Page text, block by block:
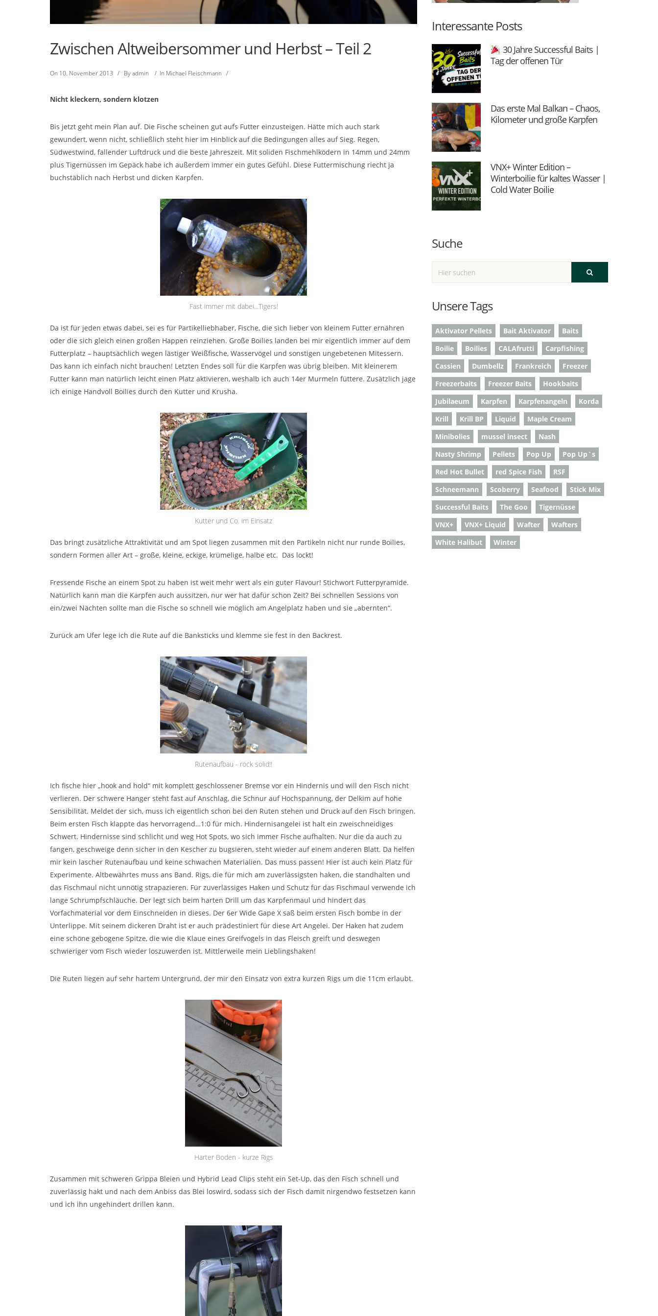
Zwischen Altweibersommer und Herbst – Teil 2
On 10. November 2013 / Byadmin / In Michael Fleischmann /
Nicht kleckern, sondern klotzen
Bis jetzt geht mein Plan auf. Die Fische scheinen gut aufs Futter einzusteigen. Hätte mich auch stark
gewundert, wenn nicht, schließlich steht hier im Hinblick auf die Bedingungen alles auf Sieg. Regen,
Südwestwind, fallender Luftdruck und die beste Jahreszeit. Mit soliden Fischmehlködern in 14mm und 24mm
plus Tigernüssen im Gepäck habe ich außerdem immer ein gutes Gefühl. Diese Futtermischung riecht ja
buchstäblich nach Herbst und dicken Karpfen.
Fast immer mit dabei...Tigers!
Da ist für jeden etwas dabei, sei es für Partikelliebhaber, Fische, die sich lieber von kleinem Futter ernähren
oder die sich gleich einen großen Happen reinziehen. Große Boilies landen bei mir eigentlich immer auf dem
Futterplatz – hauptsächlich wegen lästiger Weißfische, Wasservögel und sonstigen ungebetenen Mitessern.
Das kann ich einfach nicht brauchen! Letzten Endes soll für die Karpfen was übrig bleiben. Mit kleinerem
Futter kann man natürlich leicht einen Platz aktivieren, weshalb ich auch 14er Murmeln füttere. Zusätzlich jage
ich einige Handvoll Boilies durch den Kutter und Krusha.
Kutter und Co. im Einsatz
Das bringt zusätzliche Attraktivität und am Spot liegen zusammen mit den Partikeln nicht nur runde Boilies,
sondern Formen aller Art – große, kleine, eckige, krümelige, halbe etc. Das lockt!
Fressende Fische an einem Spot zu haben ist weit mehr wert als ein guter Flavour! Stichwort Futterpyramide.
Natürlich kann man die Karpfen auch aussitzen, nur wer hat dafür schon Zeit? Bei schnellen Sessions von
ein/zwei Nächten sollte man die Fische so schnell wie möglich am Angelplatz haben und sie „abernten“.
Zurück am Ufer lege ich die Rute auf die Banksticks und klemme sie fest in den Backrest.
Rutenaufbau - rock solid!!
Ich fische hier „hook and hold“ mit komplett geschlossener Bremse vor ein Hindernis und will den Fisch nicht
verlieren. Der schwere Hanger steht fast auf Anschlag, die Schnur auf Hochspannung, der Delkim auf hohe
Sensibilität. Meldet der sich, muss ich eigentlich schon bei den Ruten stehen und Druck auf den Fisch bringen.
Beim ersten Fisch klappte das hervorragend…1:0 für mich. Hindernisangelei ist halt ein zweischneidiges
Schwert. Hindernisse sind schlicht und weg Hot Spots, wo sich immer Fische aufhalten. Nur die da auch zu
fangen, geschweige denn sicher in den Kescher zu bugsieren, steht wieder auf einem anderen Blatt. Da helfen
mir kein lascher Rutenaufbau und keine schwachen Materialien. Das muss passen! Hier ist auch kein Platz für
Experimente. Altbewährtes muss ans Band. Rigs, die für mich am zuverlässigsten haken, die standhalten und
das Fischmaul nicht unnötig strapazieren. Für zuverlässiges Haken und Schutz für das Fischmaul verwende ich
lange Schrumpfschläuche. Der legt sich beim harten Drill um das Karpfenmaul und hindert das
Vorfachmaterial vor dem Einschneiden in dieses. Der 6er Wide Gape X saß beim ersten Fisch bombe in der
Unterlippe. Mit seinem dickeren Draht ist er auch prädestiniert für diese Art Angelei. Der Haken hat zudem
eine schöne gebogene Spitze, die wie die Klaue eines Greifvogels in das Fleisch greift und deswegen
schwieriger vom Fisch wieder loszuwerden ist. Mittlerweile mein Lieblingshaken!
Die Ruten liegen auf sehr hartem Untergrund, der mir den Einsatz von extra kurzen Rigs um die 11cm erlaubt.
Harter Boden - kurze Rigs
Zusammen mit schweren Grippa Bleien und Hybrid Lead Clips steht ein Set-Up, das den Fisch schnell und
zuverlässig hakt und nach dem Anbiss das Blei loswird, sodass sich der Fisch damit nirgendwo festsetzen kann
und ich ihn ungehindert drillen kann.
Interessante Posts
30 Jahre Successful Baits |
Tag der offenen Tür
Das erste Mal Balkan – Chaos,
Kilometer und große Karpfen
VNX+ Winter Edition –
Winterboilie für kaltes Wasser |
Cold Water Boilie
Suche
Unsere Tags
Aktivator Pellets Bait Aktivator
Baits
Boilie
Boilies CALAfrutti
Carpfishing
Cassien
Dumbellz Frankreich
Freezer
Freezerbaits
Freezer Baits
Hookbaits
Jubilaeum
Karpfen Karpfenangeln
Korda
Krill
Krill BP Liquid
Maple Cream
Minibolies
mussel insect
Nash
Nasty Shrimp
Pellets Pop Up
Pop Up`s
Red Hot Bullet
red Spice Fish
RSF
Schneemann
Scoberry Seafood
Stick Mix
Successful Baits
The Goo
Tigernüsse
VNX+
VNX+ Liquid Wafter
Wafters
White Halibut
Winter